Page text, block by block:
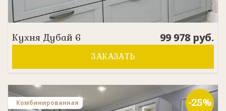
Кухня Дубай 6 99 978 руб.
ЗАКАЗАТЬ
-25%
Комбинированная